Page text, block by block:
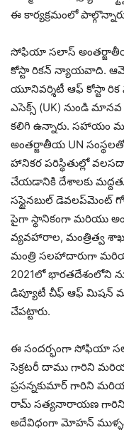
ఈ కార్యక్రమంలో
సోఫియా సలాస్
కోస్టా రికన్ న్యాయవాది.
యూనివర్శిటీ ఆఫ్ కోస్టా
ఎసెక్స్ (UK) నుండి మానవ
కలిగి ఉన్నారు. సహాయం
అంతర్జాతీయ UN
హానికర పరిస్థితుల్లో
చేయడానికి దేశాలకు
సస్టైనబుల్ డెవలప్‌మెంట్
పైగా స్థానికంగా మరియు
వ్యవహారాల, మంత్రిత్వ
మంత్రి సలహాదారుగా
2021లో భారతదేశంలోని
డిప్యూటీ చీఫ్ ఆఫ్ మిషన్
చేపట్టారు.
ఈ సందర్భంగా సోఫియా
సెక్రటరీ దాము గారిని
ప్రసన్నకుమార్ గారిని
రామ్ సత్యనారాయణ గారిని
అదేవిధంగా మోహన్